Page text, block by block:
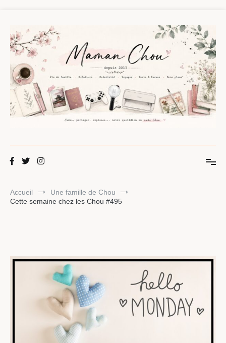
contenu
Maman Chou
Accueil
Une famille de Chou
Cette semaine chez les Chou #495